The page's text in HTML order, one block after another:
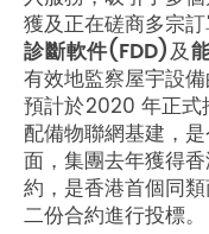
獲及正在磋商多宗
診斷軟件(FDD)及
有效地監察屋宇設
預計於2020 年正式
配備物聯網基建，
面，集團去年獲得
約，是香港首個同
二份合約進行投標。